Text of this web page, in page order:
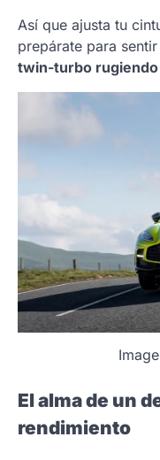
Así que ajusta tu
prepárate para
twin-turbo rugiendo
El alma de un
rendimiento